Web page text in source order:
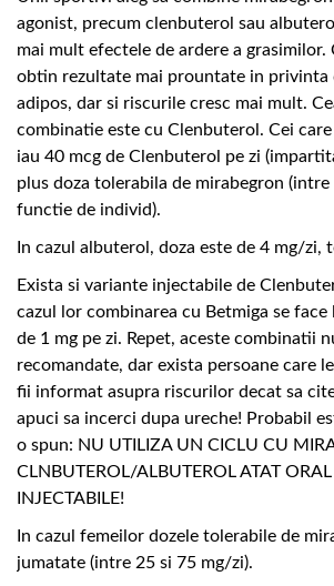
agonist, precum clenbuterol sau
mai mult efectele de ardere a grasimilor.
obtin rezultate mai prountate in
adipos, dar si riscurile cresc mai mult.
combinatie este cu Clenbuterol. Cei care
iau 40 mcg de Clenbuterol pe zi
plus doza tolerabila de mirabegron (intre
functie de individ).
In cazul albuterol, doza este de 4 mg/zi,
Exista si variante injectabile de
cazul lor combinarea cu Betmiga se face
de 1 mg pe zi. Repet, aceste combinatii
recomandate, dar exista persoane care
fii informat asupra riscurilor decat sa
apuci sa incerci dupa ureche! Probabil
o spun: NU UTILIZA UN CICLU CU
CLNBUTEROL/ALBUTEROL ATAT ORAL
INJECTABILE!
In cazul femeilor dozele tolerabile de
jumatate (intre 25 si 75 mg/zi).